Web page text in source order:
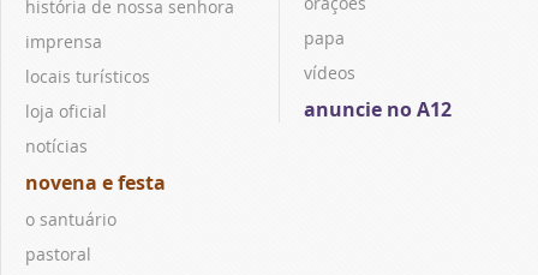
história de nossa senhora
imprensa
locais turísticos
loja oficial
notícias
novena e festa
o santuário
pastoral
papa
vídeos
anuncie no A12